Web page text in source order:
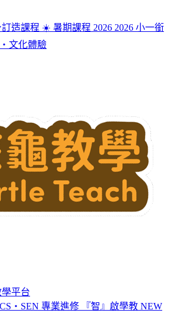
造課程 ☀️ 暑期課程 2026 2026 小一銜
文化體驗
平台
・SEN 專業進修 『智』啟學教 NEW